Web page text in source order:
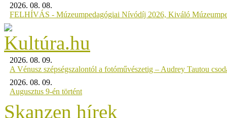
2026. 08. 08.
FELHÍVÁS - Múzeumpedagógiai Nívódíj 2026, Kiváló
2026. 08. 09.
A Vénusz szépségszalontól a fotóművészetig – Audrey Tautou
2026. 08. 09.
Augusztus 9-én történt
Skanzen hírek